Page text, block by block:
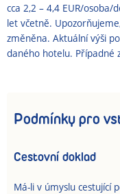
cca 2,2 – 4,4 EUR/osoba/
let včetně.
změněna. Aktuální výši
daného hotelu. Případné
Podmínky pro
Cestovní doklad
Má-li v úmyslu cestující